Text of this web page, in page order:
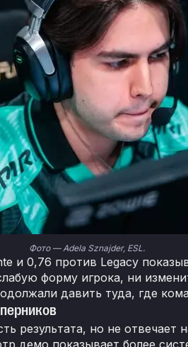
Фото — Adela Sznajder, ESL.
и 0,76 против Legacy
форму игрока, ни
давить туда, где
результата, но не отвечает
демо показывает более